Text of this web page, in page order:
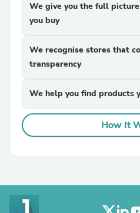
We give you the full
you buy
We recognise stores that
transparency
We help you find products
How It